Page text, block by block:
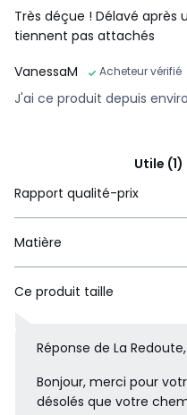
Très déçue ! Délavé après
tiennent pas attachés
VanessaM
Acheteur vérifié
J'ai ce produit depuis
Utile (1)
Rapport qualité-prix
Matière
Ce produit taille
Réponse de La
Bonjour, merci pour
désolés que votre